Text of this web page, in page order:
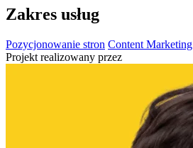
Zakres usług
Pozycjonowanie stron Content Marketing
Projekt realizowany przez